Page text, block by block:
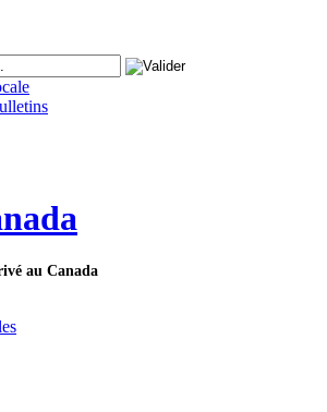
au Canada